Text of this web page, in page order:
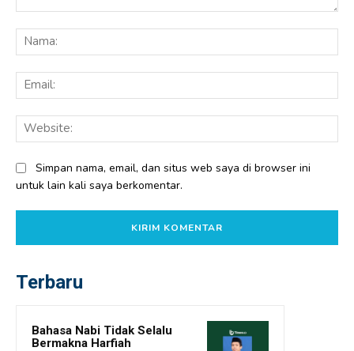
Simpan nama, email, dan situs web saya di browser ini
untuk lain kali saya berkomentar.
Terbaru
Bahasa Nabi Tidak Selalu
Bermakna Harfiah